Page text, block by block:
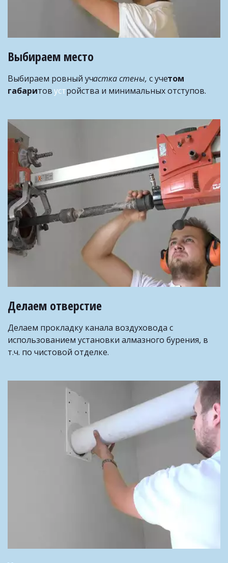
Выбираем место ­
Выбираем ровный участка стены, с учетом
габаритов устройства и минимальных отступов.
Делаем отверстие ­
Делаем прокладку канала воздуховода с
использованием установки алмазного бурения, в
т.ч. по чистовой отделке. ­